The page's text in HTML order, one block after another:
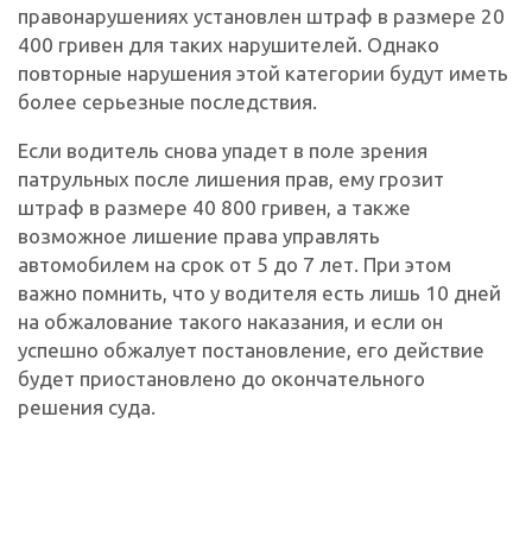
правонарушениях установлен штраф в размере 20
400 гривен для таких нарушителей. Однако
повторные нарушения этой категории будут иметь
более серьезные последствия.
Если водитель снова упадет в поле зрения
патрульных после лишения прав, ему грозит
штраф в размере 40 800 гривен, а также
возможное лишение права управлять
автомобилем на срок от 5 до 7 лет. При этом
важно помнить, что у водителя есть лишь 10 дней
на обжалование такого наказания, и если он
успешно обжалует постановление, его действие
будет приостановлено до окончательного
решения суда.